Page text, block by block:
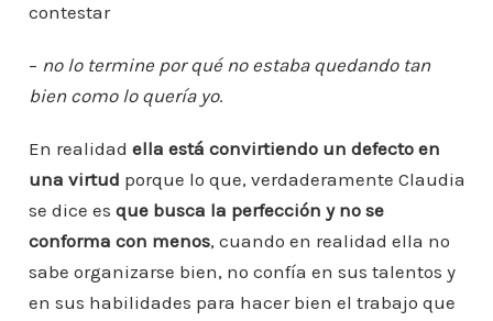
contestar
– no lo termine por qué no estaba quedando tan
bien como lo quería yo.
En realidad ella está convirtiendo un defecto en
una virtud porque lo que, verdaderamente Claudia
se dice es que busca la perfección y no se
conforma con menos, cuando en realidad ella no
sabe organizarse bien, no confía en sus talentos y
en sus habilidades para hacer bien el trabajo que